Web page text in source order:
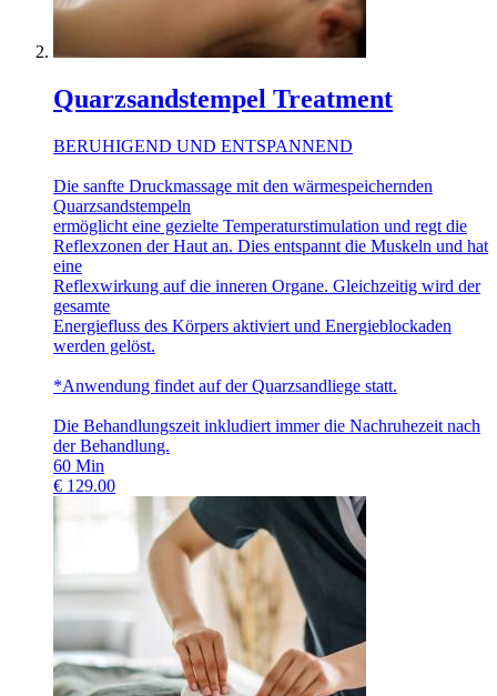
Quarzsandstempel Treatment
BERUHIGEND UND ENTSPANNEND
Die sanfte Druckmassage mit den wärmespeichernden
Quarzsandstempeln
ermöglicht eine gezielte Temperaturstimulation und regt die
Reflexzonen der Haut an. Dies entspannt die Muskeln und hat
eine
Reflexwirkung auf die inneren Organe. Gleichzeitig wird der
gesamte
Energiefluss des Körpers aktiviert und Energieblockaden
werden gelöst.
*Anwendung findet auf der Quarzsandliege statt.
Die Behandlungszeit inkludiert immer die Nachruhezeit nach
der Behandlung.
60 Min
€ 129.00